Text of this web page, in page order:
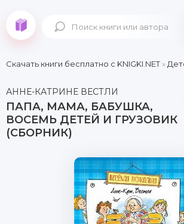
Скачать книги бесплатно c KNIGKI.NET»
АННЕ-КАТРИНЕ ВЕСТЛИ
ПАПА, МАМА, БАБУШКА,
ВОСЕМЬ ДЕТЕЙ И ГРУЗОВИК
(СБОРНИК)